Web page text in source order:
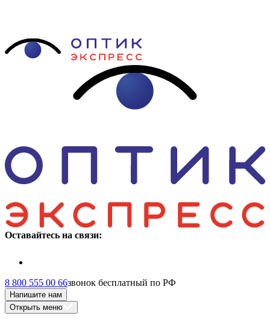
Оставайтесь на связи:
8 800 555 00 66звонок бесплатный по РФ
Напишите нам
Открыть меню